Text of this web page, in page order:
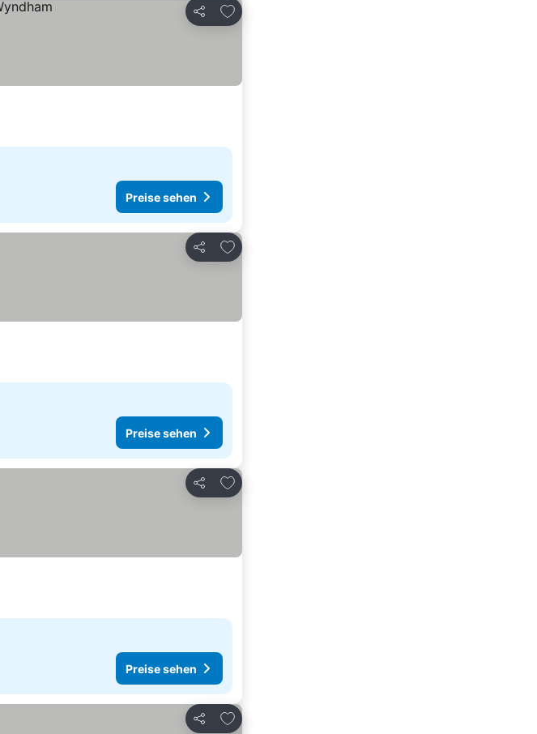
Teilen
Zu Favoriten hinzufügen
Preise sehen
Teilen
Zu Favoriten hinzufügen
Preise sehen
Teilen
Zu Favoriten hinzufügen
Preise sehen
Teilen
Zu Favoriten hinzufügen